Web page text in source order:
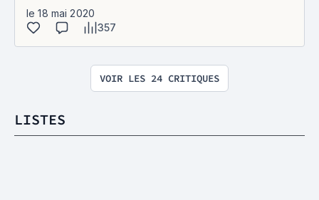
le 18 mai 2020
357
VOIR LES 24 CRITIQUES
LISTES